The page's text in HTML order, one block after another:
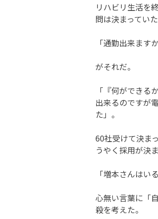
リハビリ生活を
問は決まっていた
「通勤出来ます
がそれだ。
「『何ができる
出来るのですが
た」。
60社受けて決ま
うやく採用が決
「増本さんはい
心無い言葉に「
殺を考えた。